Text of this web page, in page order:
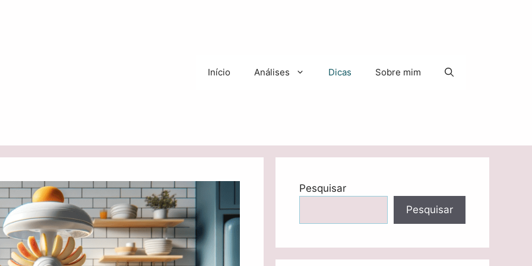
Início Análises Dicas Sobre mim
Pesquisar
Pesquisar